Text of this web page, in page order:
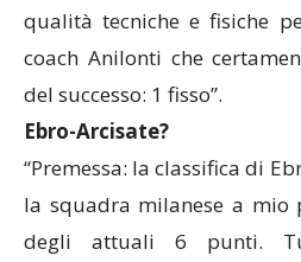
qualità tecniche e fisiche
coach Anilonti che
del successo: 1 fisso”.
Ebro-Arcisate?
“Premessa: la classifica di
la squadra milanese a mio
degli attuali 6 punti.